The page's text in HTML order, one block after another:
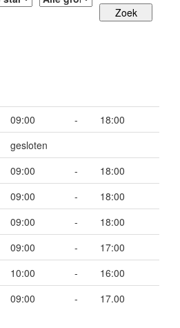
09:00 -
18:00
gesloten
09:00 -
18:00
09:00 -
18:00
09:00 -
18:00
09:00 -
17:00
10:00 -
16:00
09:00 - 17.00